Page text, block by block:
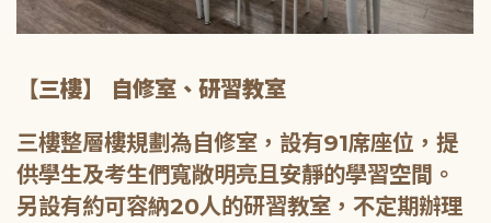
【三樓】 自修室、研習教室
三樓整層樓規劃為自修室，設有91席座位，提
供學生及考生們寬敞明亮且安靜的學習空間。
另設有約可容納20人的研習教室，不定期辦理